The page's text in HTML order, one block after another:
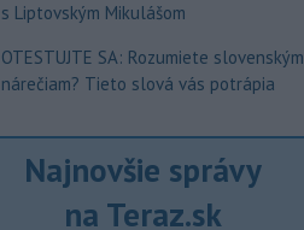
s Liptovským Mikulášom
OTESTUJTE SA: Rozumiete slovenským
nárečiam? Tieto slová vás potrápia
Najnovšie správy
na Teraz.sk